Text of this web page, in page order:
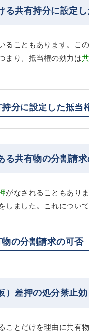
共有持分に設定し
ることもあります。こ
まり、抵当権の効力は
分に設定した抵当
共有物の分割請求
がなされることもあり
ました。これについて
の分割請求の可否
差押の処分禁止効
ことだけを理由に共有